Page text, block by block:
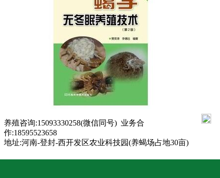
养殖咨询:15093330258(微信同号) 业务合
作:18595523658
地址:河南-登封-西开发区农业科技园(养蝎场占地30亩)